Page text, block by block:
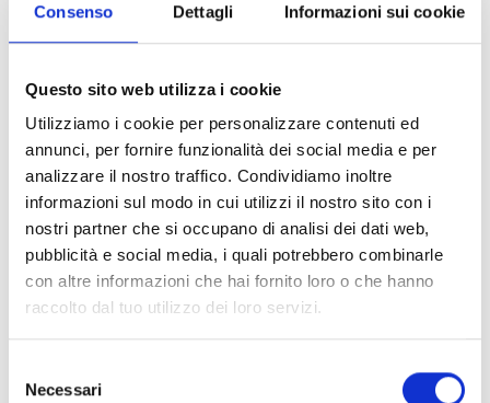
Consenso Dettagli Informazioni sui cookie
Questo sito web utilizza i cookie
Utilizziamo i cookie per personalizzare contenuti ed
annunci, per fornire funzionalità dei social media e per
analizzare il nostro traffico. Condividiamo inoltre
informazioni sul modo in cui utilizzi il nostro sito con i
nostri partner che si occupano di analisi dei dati web,
pubblicità e social media, i quali potrebbero combinarle
con altre informazioni che hai fornito loro o che hanno
raccolto dal tuo utilizzo dei loro servizi.
delNecessari
squale diver squale limited edition
doxa watch doxa watches
aristera watch bulova
bulova watches bulova racer
seiko 5 sports yuto horigome
zodiac watches malachite
orologio zodiac